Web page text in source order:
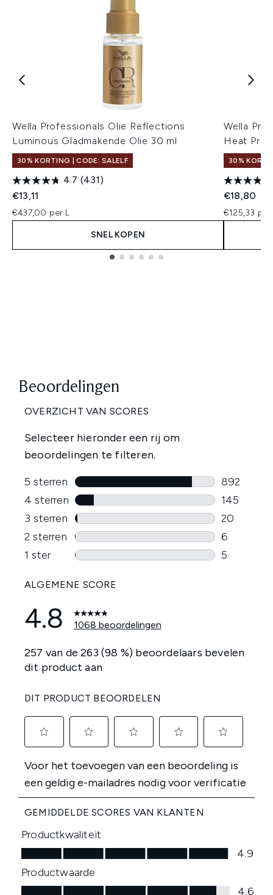
Wella Professionals Olie Reflections
Luminous Gladmakende Olie 30 ml
30% KORTING | CODE: SALELF
4.7 (431)
€13,11
€437,00 per L
SNEL KOPEN
Wella
Heat
30%
€18,80
€125,33 per